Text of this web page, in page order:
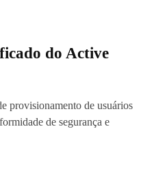
do Active
provisionamento de usuários
de segurança e